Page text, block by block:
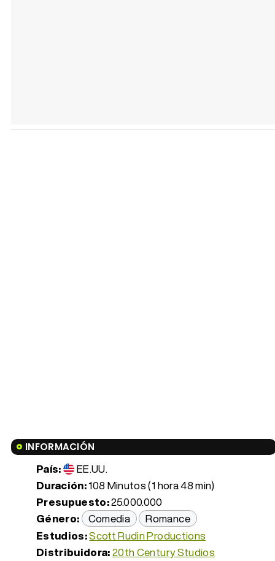
INFORMACIÓN
País:
EE.UU.
Duración:108 Minutos (1 hora 48 min)
Presupuesto:25.000.000
Género: Comedia
Romance
Estudios:Scott Rudin Productions
Distribuidora:20th Century Studios